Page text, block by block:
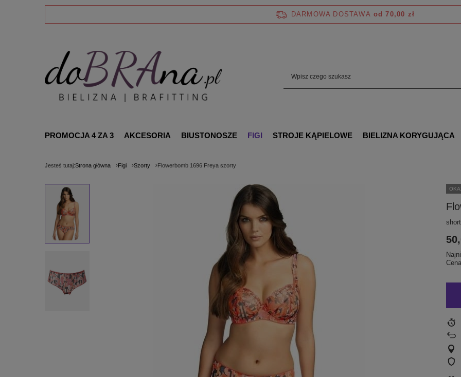
DARMOWA DOSTAWA od 70,00 zł
PROMOCJA 4 ZA 3 AKCESORIA BIUSTONOSZE FIGI STROJE KĄPIELOWE BIELIZNA KORYGUJĄCA
Jesteś tutaj:Strona główna Figi Szorty Flowerbomb 1696 Freya szorty